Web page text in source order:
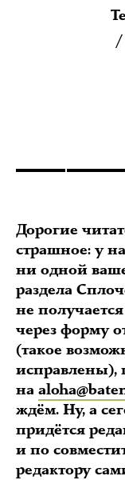
/
Дорогие
страшное: у
ни одной
раздела
не
через форму
(такое
исправлены),
на
ждём. Ну, а
придётся
и по
редактору